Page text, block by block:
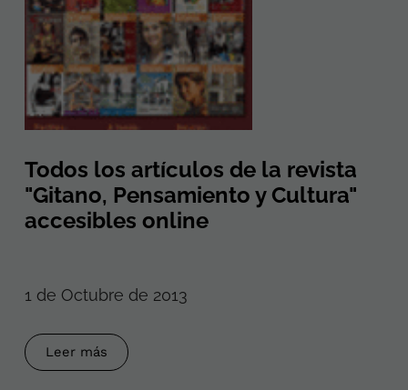
Todos los artículos de la revista
"Gitano, Pensamiento y Cultura"
accesibles online
1 de Octubre de 2013
Leer más